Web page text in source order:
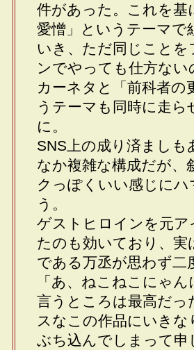
件があった。これを基
愛憎」というテーマで
いき、ただ同じことを
ンでやっても仕方ない
カーネタと「前科者の
うテーマも同時に走ら
に。
SNS上の成り済ましも
なか複雑な構成だが、
クっぽくいい感じにハ
う。
ゲストヒロインを元ア
たのも効いており、実
である万丞が思わず二
「あ、ねこねこにゃん
言うところは最高だっ
スなこの作品にいきな
ぶち込んでしまって申